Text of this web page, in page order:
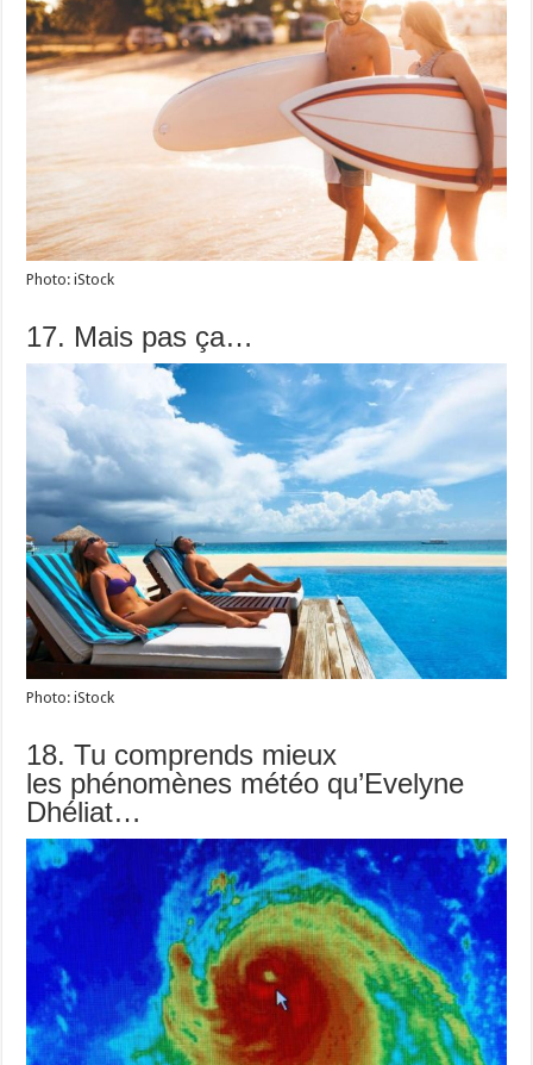
Photo: iStock
17. Mais pas ça…
Photo: iStock
18. Tu comprends mieux
les phénomènes météo qu’Evelyne
Dhéliat…